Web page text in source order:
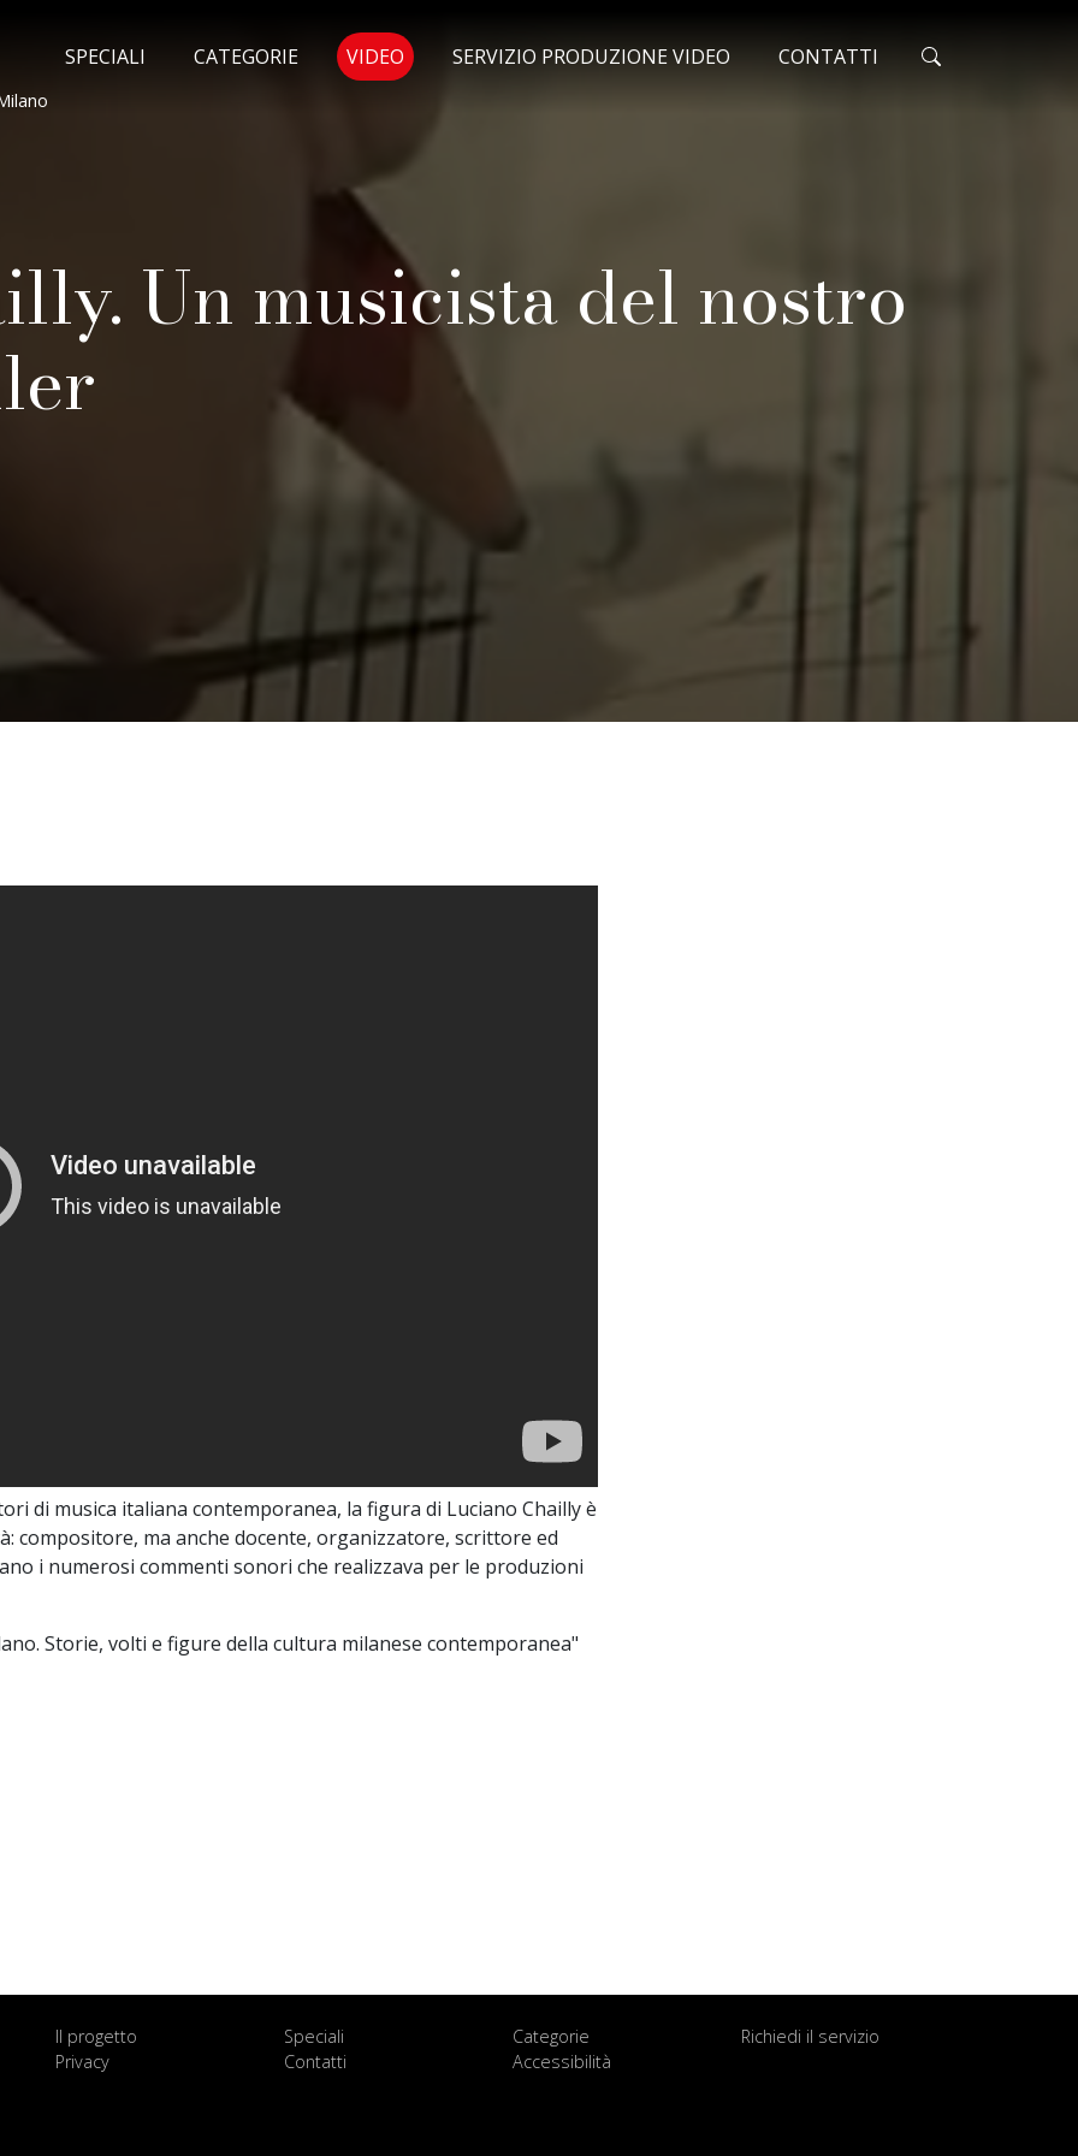
SPECIALI
CATEGORIE VIDEO MENU SELEZIONATO
SERVIZIO PRODUZIONE VIDEO CONTATTI
Un musicista del nostro
di musica italiana contemporanea, la figura di Luciano Chailly è
compositore, ma anche docente, organizzatore, scrittore ed
i numerosi commenti sonori che realizzava per le produzioni
Storie, volti e figure della cultura milanese contemporanea"
Il progetto Speciali Categorie
Richiedi il servizio
Privacy
Contatti Accessibilità